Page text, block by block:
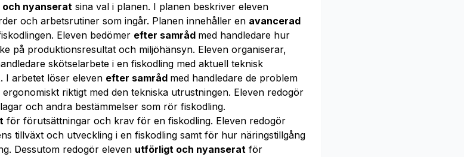
nyanserat sina val i planen. I planen beskriver eleven
och arbetsrutiner som ingår. Planen innehåller en avancerad
Eleven bedömer efter samråd med handledare hur
på produktionsresultat och miljöhänsyn. Eleven organiserar,
skötselarbete i en fiskodling med aktuell teknisk
. I arbetet löser eleven efter samråd med handledare de problem
riktigt med den tekniska utrustningen. Eleven redogör
och andra bestämmelser som rör fiskodling.
för förutsättningar och krav för en fiskodling. Eleven redogör
tillväxt och utveckling i en fiskodling samt för hur näringstillgång
Dessutom redogör eleven utförligt och nyanserat för